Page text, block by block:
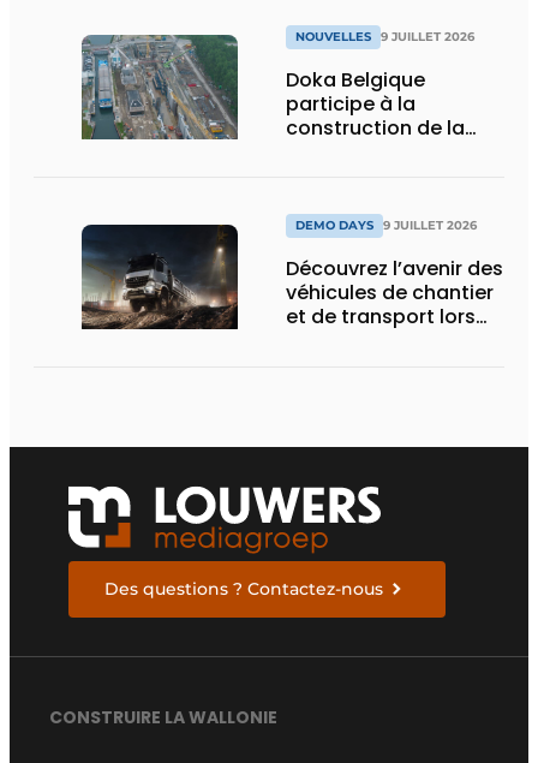
NOUVELLES 9 JUILLET 2026
Doka Belgique
participe à la
construction de la
DEMO DAYS 9 JUILLET 2026
Découvrez l’avenir des
véhicules de chantier
et de transport lors
Des questions ? Contactez-nous
CONSTRUIRE LA WALLONIE